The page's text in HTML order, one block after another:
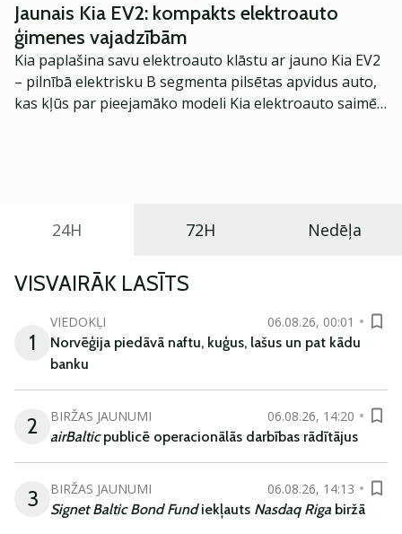
Jaunais Kia EV2: kompakts elektroauto
ģimenes vajadzībām
Kia paplašina savu elektroauto klāstu ar jauno Kia EV2
– pilnībā elektrisku B segmenta pilsētas apvidus auto,
kas kļūs par pieejamāko modeli Kia elektroauto saimē
24H 72H Nedēļa
VISVAIRĀK LASĪTS
1
VIEDOKĻI
06.08.26, 00:01
Norvēģija piedāvā naftu, kuģus, lašus un pat kādu
banku
2 BIRŽAS JAUNUMI
06.08.26, 14:20
airBalticpublicē operacionālās darbības rādītājus
3 BIRŽAS JAUNUMI
06.08.26, 14:13
Signet Baltic Bond Fundiekļauts Nasdaq Riga biržā